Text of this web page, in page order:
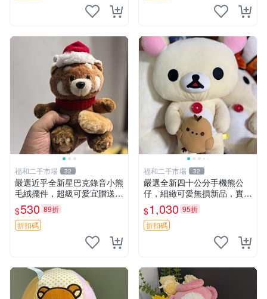
福和二手市場 32
嚴選近乎全新星巴克錄音小熊
毛絨擺件，超級可愛宜贈送掛
飾 錄音小熊 毛絨擺件 贈品
$530 89折
折扣碼
福和二手市場 32
嚴選全新四十公分手機熊公
仔，細緻可愛無損新品，實拍
展現萌趣風采 潘朵拉 熊抱枕
$1,030 95折
折扣碼